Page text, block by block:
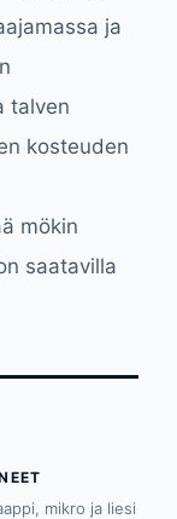
ja
talven
kosteuden
mökin
saatavilla
mikro ja liesi